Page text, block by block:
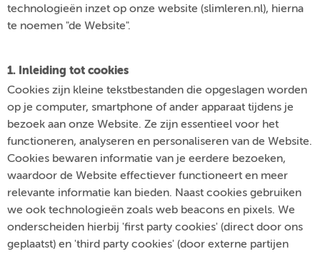
technologieën inzet op onze website (slimleren.nl), hierna
te noemen "de Website".
1. Inleiding tot cookies
Cookies zijn kleine tekstbestanden die opgeslagen worden
op je computer, smartphone of ander apparaat tijdens je
bezoek aan onze Website. Ze zijn essentieel voor het
functioneren, analyseren en personaliseren van de Website.
Cookies bewaren informatie van je eerdere bezoeken,
waardoor de Website effectiever functioneert en meer
relevante informatie kan bieden. Naast cookies gebruiken
we ook technologieën zoals web beacons en pixels. We
onderscheiden hierbij 'first party cookies' (direct door ons
geplaatst) en 'third party cookies' (door externe partijen